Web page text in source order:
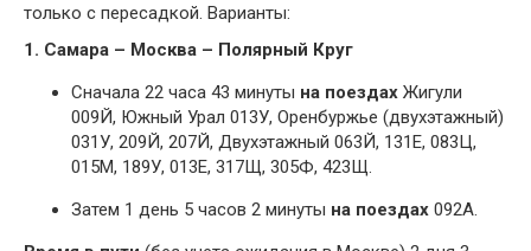
только с пересадкой. Варианты:
1. Самара – Москва – Полярный Круг
Сначала 22 часа 43 минуты на поездах Жигули
009Й, Южный Урал 013У, Оренбуржье (двухэтажный)
031У, 209Й, 207Й, Двухэтажный 063Й, 131Е, 083Ц,
015М, 189У, 013Е, 317Щ, 305Ф, 423Щ.
Затем 1 день 5 часов 2 минуты на поездах 092А.